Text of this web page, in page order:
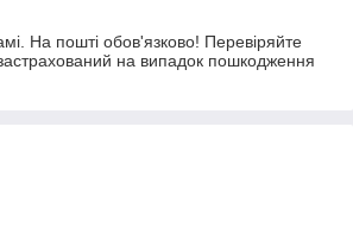
На пошті обов'язково! Перевіряйте
на випадок пошкодження